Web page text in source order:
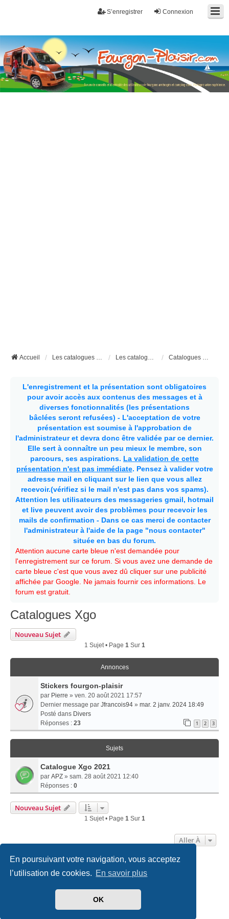
En poursuivant votre navigation, vous acceptez
l’utilisation de cookies. En savoir plus
OK
Connexion
S’enregistrer
Fourgon-plaisir.com
Forum de conseils et d'entraide des utilisateurs de fourgons, fourgons
aménagés, vans et de camping-car. Partagez votre expérience.
Accueil Les catalogues et documents techniques Les catalogues et documents techniques des aménageurs Catalogues Xgo
L'enregistrement et la présentation sont obligatoires
pour avoir accès aux contenus des messages et à
diverses fonctionnalités (les présentations
bâclées seront refusées) - L'acceptation de votre
présentation est soumise à l'approbation de
l'administrateur et devra donc être validée par ce dernier.
Elle sert à connaître un peu mieux le membre, son
parcours, ses aspirations. La validation de cette
présentation n'est pas immédiate. Pensez à valider votre
adresse mail en cliquant sur le lien que vous allez
recevoir.(vérifiez si le mail n'est pas dans vos spams).
Attention les utilisateurs des messageries gmail, hotmail
et live peuvent avoir des problèmes pour recevoir les
mails de confirmation - Dans ce cas merci de contacter
l'administrateur à l'aide de la page "nous contacter"
située en bas du forum.
Attention aucune carte bleue n'est demandée pour
l'enregistrement sur ce forum. Si vous avez une demande de
carte bleue c'est que vous avez dû cliquer sur une publicité
affichée par Google. Ne jamais fournir ces informations. Le
forum est gratuit.
Catalogues Xgo
Nouveau Sujet
1 Sujet • Page 1Sur 1
Annonces
Stickers fourgon-plaisir
par Pierre » ven. 20 août 2021 17:57
Dernier message par Jfrancois94 » mar. 2 janv. 2024 18:49
Posté dans Divers
Réponses : 23 1 2 3
Sujets
Catalogue Xgo 2021
par APZ » sam. 28 août 2021 12:40
Réponses : 0
Nouveau Sujet
1 Sujet • Page 1Sur 1
Aller À
Accueil Politiques & cookies
phpBB® Forum Software © phpBB Limited
created by INVENTEA & v12mike